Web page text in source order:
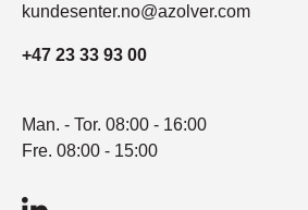
kundesenter.no@azolver.com
+47 23 33 93 00
Man. - Tor. 08:00 - 16:00
Fre. 08:00 - 15:00